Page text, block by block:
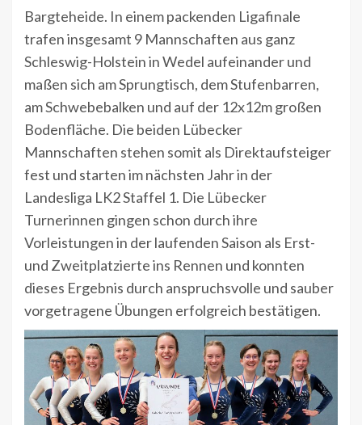
Bargteheide. In einem packenden Ligafinale
trafen insgesamt 9 Mannschaften aus ganz
Schleswig-Holstein in Wedel aufeinander und
maßen sich am Sprungtisch, dem Stufenbarren,
am Schwebebalken und auf der 12x12m großen
Bodenfläche. Die beiden Lübecker
Mannschaften stehen somit als Direktaufsteiger
fest und starten im nächsten Jahr in der
Landesliga LK2 Staffel 1. Die Lübecker
Turnerinnen gingen schon durch ihre
Vorleistungen in der laufenden Saison als Erst-
und Zweitplatzierte ins Rennen und konnten
dieses Ergebnis durch anspruchsvolle und sauber
vorgetragene Übungen erfolgreich bestätigen.